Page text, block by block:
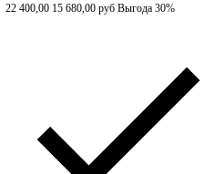
22 400,00 15 680,00 руб Выгода 30%